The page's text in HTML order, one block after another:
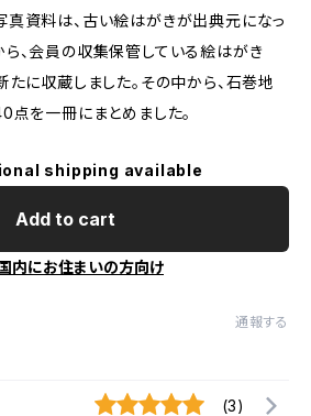
真資料は、古い絵はがきが出典元になっ
、会員の収集保管している絵はがき
に収蔵しました。その中から、石巻地
を一冊にまとめました。
shipping available
Add to cart
内にお住まいの方向け
通報する
(3)